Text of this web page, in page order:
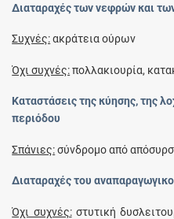
Διαταραχές των νεφρών και
Συχνές:ακράτεια ούρων
Όχι συχνές:πολλακιουρία,
Καταστάσεις της κύησης, της
περιόδου
Σπάνιες:σύνδρομο από
Διαταραχές του
Όχι συχνές:στυτική